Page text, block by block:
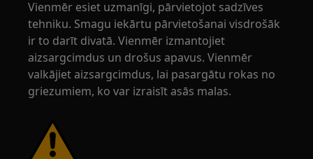
Vienmēr esiet uzmanīgi, pārvietojot sadzīves
tehniku. Smagu iekārtu pārvietošanai visdrošāk
ir to darīt divatā. Vienmēr izmantojiet
aizsargcimdus un drošus apavus. Vienmēr
valkājiet aizsargcimdus, lai pasargātu rokas no
griezumiem, ko var izraisīt asās malas.